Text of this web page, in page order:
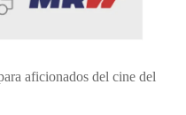
aficionados del cine del